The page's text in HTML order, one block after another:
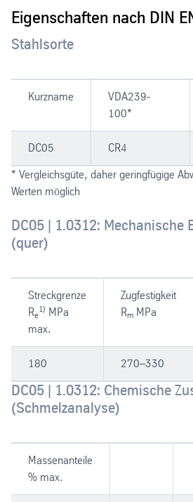
Eigenschaften nach DIN
Stahlsorte
Kurzname
VDA239-
100*
DC05 CR4
* Vergleichsgüte, daher geringfügige
Werten möglich
DC05 | 1.0312: Mechanische
(quer)
Streckgrenze
Re
1) MPa
max.
Zugfestigkeit
Rm MPa
180 270–330
DC05 | 1.0312: Chemische
(Schmelzanalyse)
Massenanteile
% max.